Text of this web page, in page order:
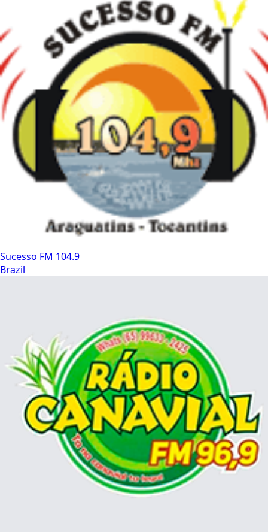
Sucesso FM 104.9
Brazil